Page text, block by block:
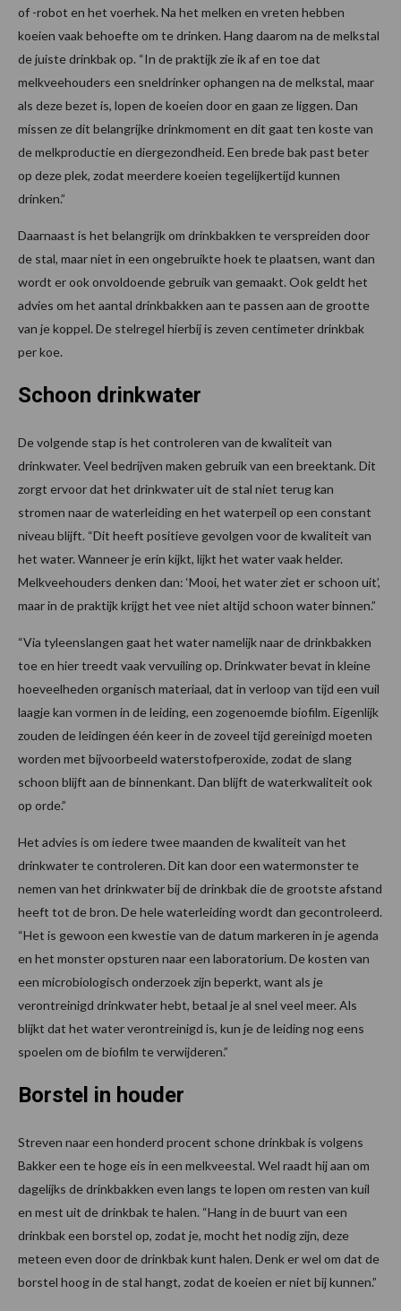
of -robot en het voerhek. Na het melken en vreten hebben
koeien vaak behoefte om te drinken. Hang daarom na de melkstal
de juiste drinkbak op. “In de praktijk zie ik af en toe dat
melkveehouders een sneldrinker ophangen na de melkstal, maar
als deze bezet is, lopen de koeien door en gaan ze liggen. Dan
missen ze dit belangrijke drinkmoment en dit gaat ten koste van
de melkproductie en diergezondheid. Een brede bak past beter
op deze plek, zodat meerdere koeien tegelijkertijd kunnen
drinken.”
Daarnaast is het belangrijk om drinkbakken te verspreiden door
de stal, maar niet in een ongebruikte hoek te plaatsen, want dan
wordt er ook onvoldoende gebruik van gemaakt. Ook geldt het
advies om het aantal drinkbakken aan te passen aan de grootte
van je koppel. De stelregel hierbij is zeven centimeter drinkbak
per koe.
Schoon drinkwater
De volgende stap is het controleren van de kwaliteit van
drinkwater. Veel bedrijven maken gebruik van een breektank. Dit
zorgt ervoor dat het drinkwater uit de stal niet terug kan
stromen naar de waterleiding en het waterpeil op een constant
niveau blijft. “Dit heeft positieve gevolgen voor de kwaliteit van
het water. Wanneer je erin kijkt, lijkt het water vaak helder.
Melkveehouders denken dan: ‘Mooi, het water ziet er schoon uit’,
maar in de praktijk krijgt het vee niet altijd schoon water binnen.”
“Via tyleenslangen gaat het water namelijk naar de drinkbakken
toe en hier treedt vaak vervuiling op. Drinkwater bevat in kleine
hoeveelheden organisch materiaal, dat in verloop van tijd een vuil
laagje kan vormen in de leiding, een zogenoemde biofilm. Eigenlijk
zouden de leidingen één keer in de zoveel tijd gereinigd moeten
worden met bijvoorbeeld waterstofperoxide, zodat de slang
schoon blijft aan de binnenkant. Dan blijft de waterkwaliteit ook
op orde.”
Het advies is om iedere twee maanden de kwaliteit van het
drinkwater te controleren. Dit kan door een watermonster te
nemen van het drinkwater bij de drinkbak die de grootste afstand
heeft tot de bron. De hele waterleiding wordt dan gecontroleerd.
“Het is gewoon een kwestie van de datum markeren in je agenda
en het monster opsturen naar een laboratorium. De kosten van
een microbiologisch onderzoek zijn beperkt, want als je
verontreinigd drinkwater hebt, betaal je al snel veel meer. Als
blijkt dat het water verontreinigd is, kun je de leiding nog eens
spoelen om de biofilm te verwijderen.”
Borstel in houder
Streven naar een honderd procent schone drinkbak is volgens
Bakker een te hoge eis in een melkveestal. Wel raadt hij aan om
dagelijks de drinkbakken even langs te lopen om resten van kuil
en mest uit de drinkbak te halen. “Hang in de buurt van een
drinkbak een borstel op, zodat je, mocht het nodig zijn, deze
meteen even door de drinkbak kunt halen. Denk er wel om dat de
borstel hoog in de stal hangt, zodat de koeien er niet bij kunnen.”